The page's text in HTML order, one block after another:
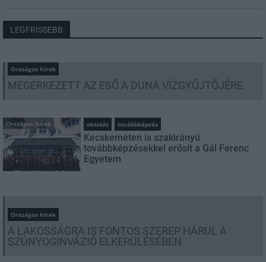
LEGFRISSEBB
Országos hírek
MEGÉRKEZETT AZ ESŐ A DUNA VÍZGYŰJTŐJÉRE
Országos hírek oktatás továbbképzés
Kecskeméten is szakirányú
továbbképzésekkel erősít a Gál Ferenc
Egyetem
Országos hírek
A LAKOSSÁGRA IS FONTOS SZEREP HÁRUL A
SZÚNYOGINVÁZIÓ ELKERÜLÉSÉBEN